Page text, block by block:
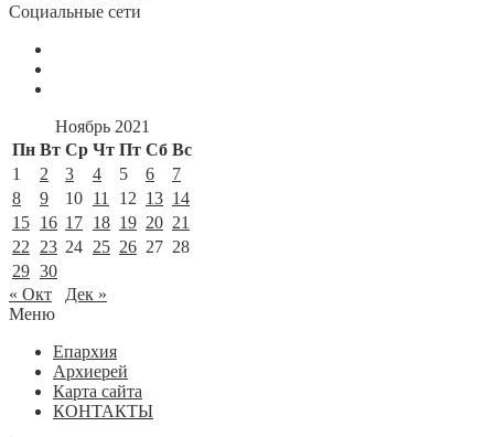
Социальные сети
Ноябрь 2021
Пн Вт Ср Чт Пт Сб Вс
1
2 3 4 5 6
7
8
9 10 11 12 13 14
15 16 17 18 19 20 21
22
23 24 25 26 27 28
29 30
« Окт
Дек »
Меню
Епархия
Архиерей
Карта сайта
КОНТАКТЫ